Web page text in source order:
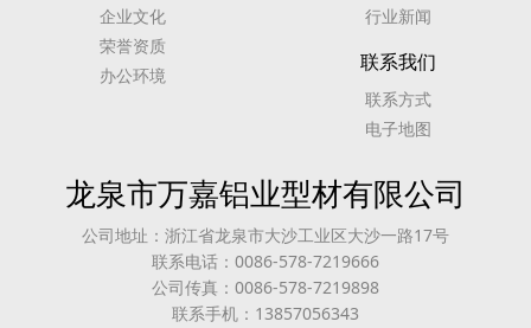
企业文化
荣誉资质
办公环境
行业新闻
联系我们
联系方式
电子地图
龙泉市万嘉铝业型材有限公司
公司地址：浙江省龙泉市大沙工业区大沙一路17号
联系电话：0086-578-7219666
公司传真：0086-578-7219898
联系手机：13857056343